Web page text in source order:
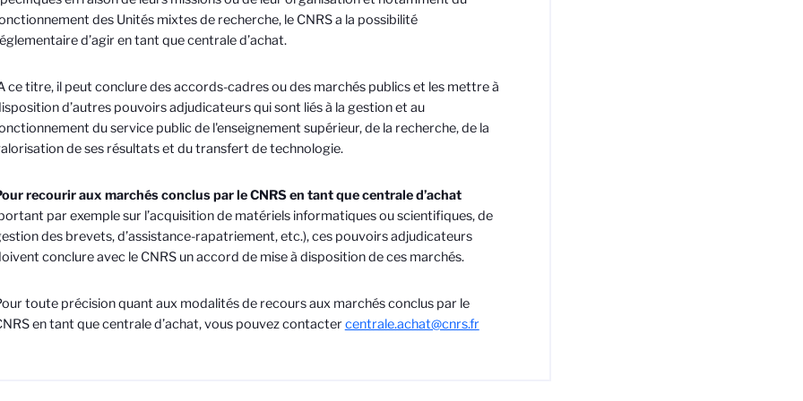
des Unités mixtes de recherche, le CNRS a la possibilité
d’agir en tant que centrale d’achat.
ce titre, il peut conclure des accords-cadres ou des marchés publics et les mettre à
d’autres pouvoirs adjudicateurs qui sont liés à la gestion et au
du service public de l'enseignement supérieur, de la recherche, de la
de ses résultats et du transfert de technologie.
recourir aux marchés conclus par le CNRS en tant que centrale d’achat
par exemple sur l’acquisition de matériels informatiques ou scientifiques, de
des brevets, d’assistance-rapatriement, etc.), ces pouvoirs adjudicateurs
conclure avec le CNRS un accord de mise à disposition de ces marchés.
toute précision quant aux modalités de recours aux marchés conclus par le
en tant que centrale d’achat, vous pouvez contactercentrale.achat@cnrs.fr